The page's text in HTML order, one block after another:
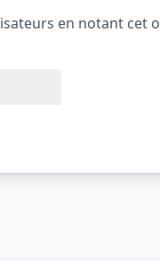
en notant cet